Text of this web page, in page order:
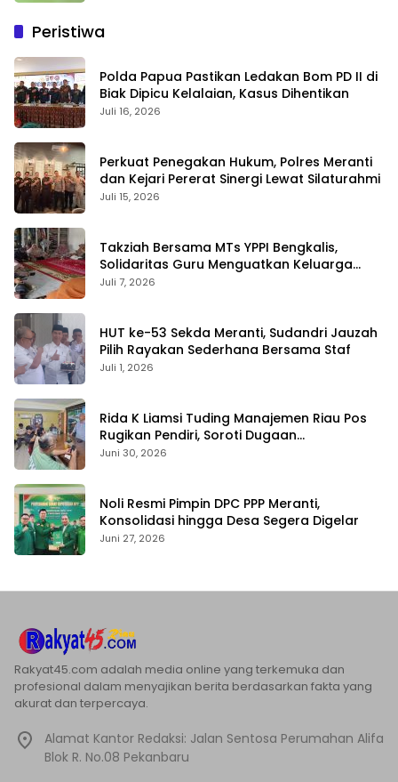
Peristiwa
Polda Papua Pastikan Ledakan Bom PD II di
Biak Dipicu Kelalaian, Kasus Dihentikan
Juli 16, 2026
Perkuat Penegakan Hukum, Polres Meranti
dan Kejari Pererat Sinergi Lewat Silaturahmi
Juli 15, 2026
Takziah Bersama MTs YPPI Bengkalis,
Solidaritas Guru Menguatkan Keluarga
yang Berduka
Juli 7, 2026
HUT ke-53 Sekda Meranti, Sudandri Jauzah
Pilih Rayakan Sederhana Bersama Staf
Juli 1, 2026
Rida K Liamsi Tuding Manajemen Riau Pos
Rugikan Pendiri, Soroti Dugaan
Pengambilalihan Aset
Juni 30, 2026
Noli Resmi Pimpin DPC PPP Meranti,
Konsolidasi hingga Desa Segera Digelar
Juni 27, 2026
Rakyat45.com adalah media online yang terkemuka dan
profesional dalam menyajikan berita berdasarkan fakta yang
akurat dan terpercaya.
Alamat Kantor Redaksi: Jalan Sentosa Perumahan Alifa
Blok R. No.08 Pekanbaru